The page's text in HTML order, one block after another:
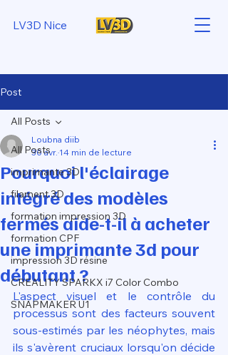
LV3D Nice
Post
All Posts
imprimante 3D
filament 3D
formation impression 3D
formation CPF
impression 3D résine
CREALITY SPARKX i7 Color Combo
SNAPMAKER U1
All Posts
Pourquoi l'éclairage
intégré des modèles
fermés aide-t-il à acheter
une imprimante 3d pour
débutant ?
Loubna diib
30 avr. 14 min de lecture
L'aspect visuel et le contrôle du
processus sont des facteurs souvent
sous-estimés par les néophytes, mais
ils s'avèrent cruciaux lorsqu'on décide